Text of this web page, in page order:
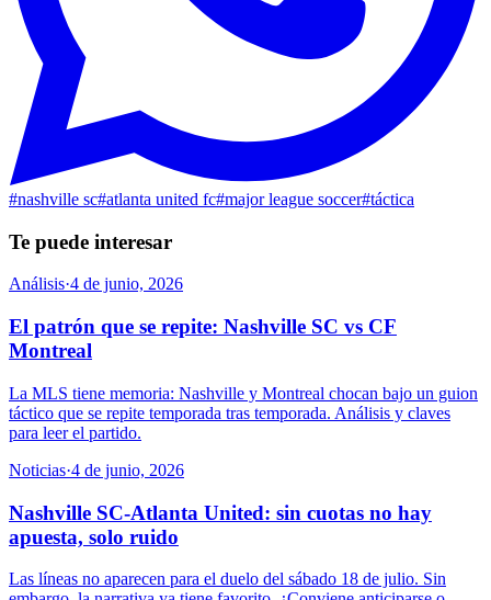
#nashville sc#atlanta united fc#major league soccer#táctica
Te puede interesar
Análisis·4 de junio, 2026
El patrón que se repite: Nashville SC vs CF
Montreal
La MLS tiene memoria: Nashville y Montreal chocan bajo un guion
táctico que se repite temporada tras temporada. Análisis y claves
para leer el partido.
Noticias·4 de junio, 2026
Nashville SC-Atlanta United: sin cuotas no hay
apuesta, solo ruido
Las líneas no aparecen para el duelo del sábado 18 de julio. Sin